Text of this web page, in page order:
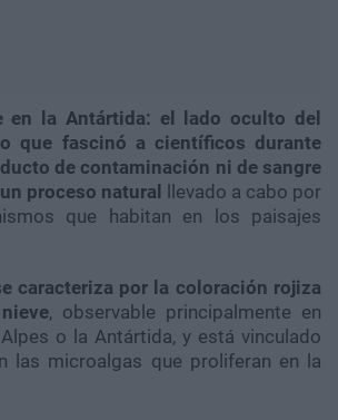
en la Antártida: el lado oculto del
que fascinó a científicos durante
de contaminación ni de sangre
proceso natural
llevado a cabo por
que habitan en los paisajes
caracteriza por la coloración rojiza
, observable principalmente en
o la Antártida, y está vinculado
las microalgas que proliferan en la